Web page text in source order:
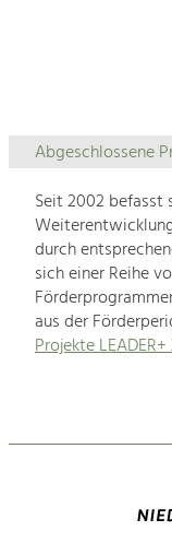
Abgeschlossene
Seit 2002
durch
sich einer Reihe
aus der
Projekte